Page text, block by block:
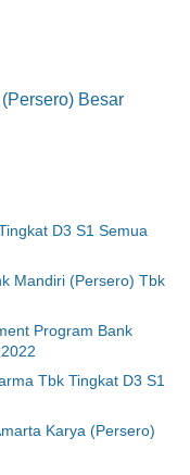
Besar
D3 S1 Semua
Mandiri (Persero) Tbk
Program Bank
Tbk Tingkat D3 S1
Karya (Persero)